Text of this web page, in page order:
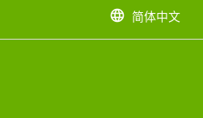
language 简体中文